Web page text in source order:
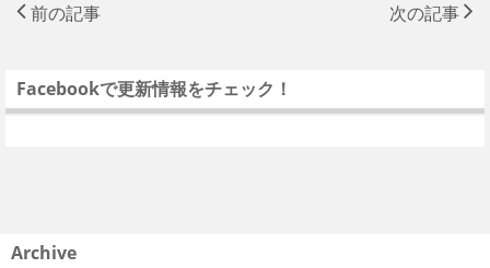
前の記事 次の記事
Facebookで更新情報をチェック！
Archive